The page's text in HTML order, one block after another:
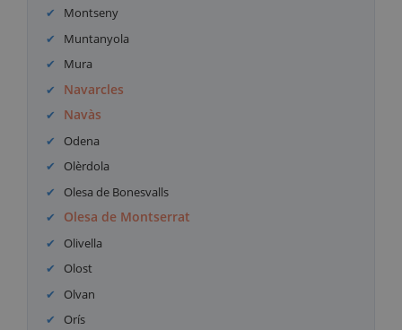
Montseny
Muntanyola
Mura
Navarcles
Navàs
Odena
Olèrdola
Olesa de Bonesvalls
Olesa de Montserrat
Olivella
Olost
Olvan
Orís